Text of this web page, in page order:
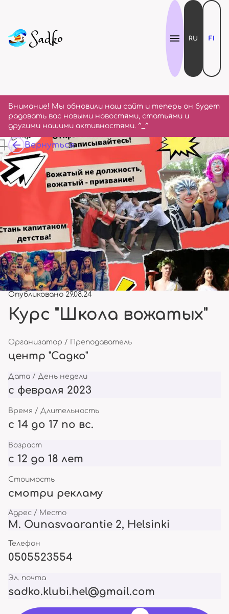
Внимание! Мы обновили наш сайт и теперь он будет
радовать вас новыми новостями, статьями и
другими нашими активностями. ^_^
RU FI
Вернуться
Опубликовано 29.08.24
Курс "Школа вожатых"
Организатор / Преподаватель
центр "Садко"
Дата / День недели
с февраля 2023
Время / Длительность
с 14 до 17 по вс.
Возраст
с 12 до 18 лет
Стоимость
смотри рекламу
Адрес / Место
M. Ounasvaarantie 2, Helsinki
Телефон
0505523554
Эл. почта
sadko.klubi.hel@gmail.com